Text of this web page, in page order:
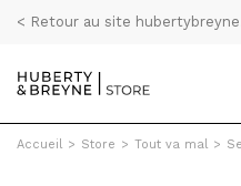
< Retour au site
Accueil > Store > Tout va mal >